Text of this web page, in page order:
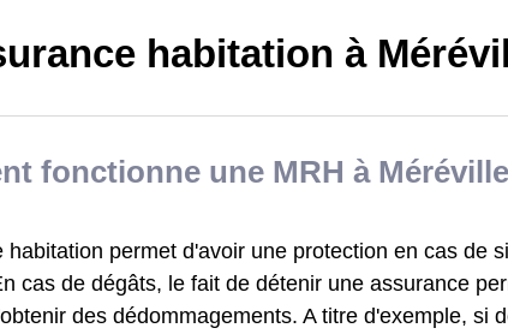
habitation à
fonctionne une MRH à
habitation permet d'avoir une protection en cas de
cas de dégâts, le fait de détenir une assurance
des dédommagements. A titre d'exemple, si